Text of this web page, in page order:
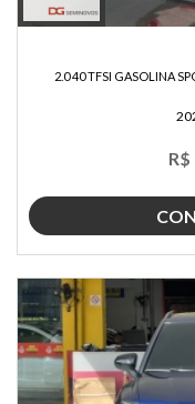
2.0 40 TFSI GASOLINA
R$